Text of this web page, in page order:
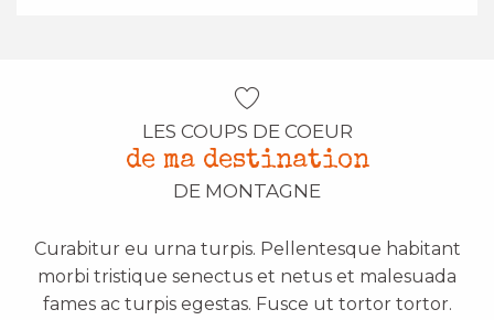
LES COUPS DE COEUR
de ma destination
DE MONTAGNE
Curabitur eu urna turpis. Pellentesque habitant
morbi tristique senectus et netus et malesuada
fames ac turpis egestas. Fusce ut tortor tortor.